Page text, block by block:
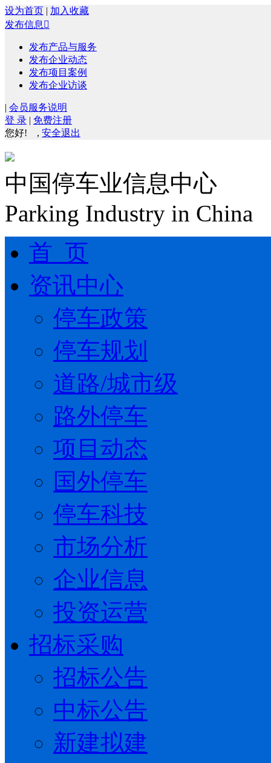
设为首页 | 加入收藏
发布信息 
发布产品与服务
发布企业动态
发布项目案例
发布企业访谈
| 会员服务说明
登 录 | 免费注册
您好!
, 安全退出
中国停车业信息中心
Parking Industry in China
首 页
资讯中心
停车政策
停车规划
道路/城市级
路外停车
项目动态
国外停车
停车科技
市场分析
企业信息
投资运营
招标采购
招标公告
中标公告
新建拟建